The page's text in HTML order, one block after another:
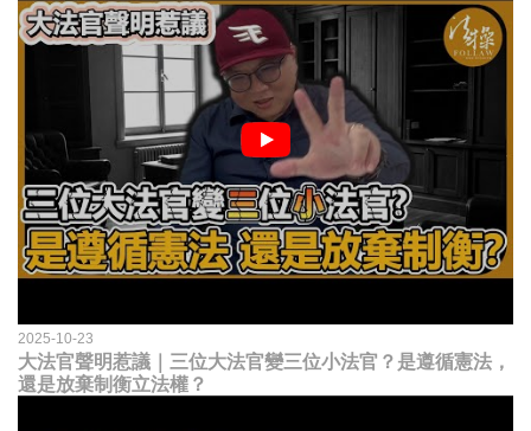
2025-10-23
大法官聲明惹議｜三位大法官變三位小法官？是遵循憲法，
還是放棄制衡立法權？